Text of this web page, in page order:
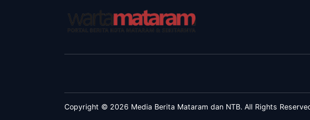
Copyright © 2026 Media Berita Mataram dan NTB. All Rights